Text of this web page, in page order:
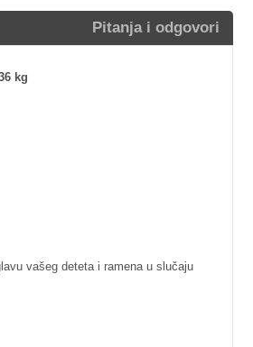
Pitanja i odgovori
kg
vašeg deteta i ramena u slučaju